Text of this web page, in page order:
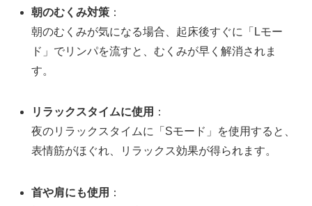
朝のむくみ対策 ：
朝のむくみが気になる場合、起床後すぐに「Lモー
ド」でリンパを流すと、むくみが早く解消されま
す。
リラックスタイムに使用 ：
夜のリラックスタイムに「Sモード」を使用すると、
表情筋がほぐれ、リラックス効果が得られます。
首や肩にも使用 ：